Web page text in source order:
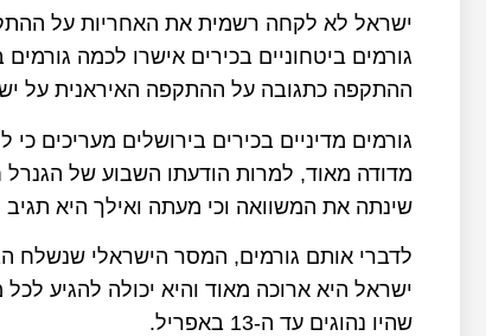
ישראל לא לקחה רשמית את האחריות על
גורמים ביטחוניים בכירים אישרו לכמה
ההתקפה כתגובה על ההתקפה האיראנית על ישראל
גורמים מדיניים בכירים בירושלים מעריכים
מדודה מאוד, למרות הודעתו השבוע של
שינתה את המשוואה וכי מעתה ואילך היא
לדברי אותם גורמים, המסר הישראלי שנשלח
ישראל היא ארוכה מאוד והיא יכולה להגיע
שהיו נהוגים עד ה-13 באפריל.